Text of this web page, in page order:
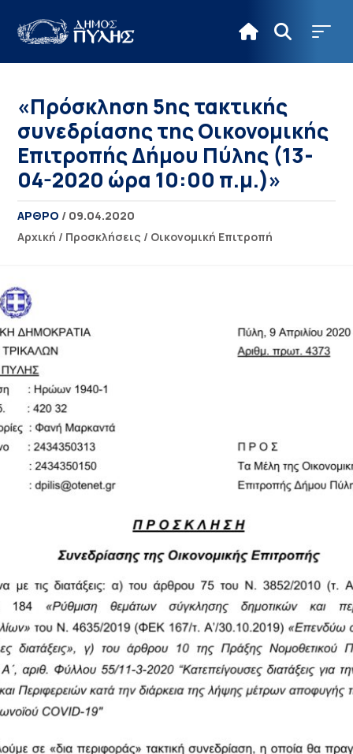
«Πρόσκληση 5ης τακτικής
συνεδρίασης της Οικονομικής
Επιτροπής Δήμου Πύλης (13-
04-2020 ώρα 10:00 π.μ.)»
ΑΡΘΡΟ / 09.04.2020
Αρχική / Προσκλήσεις / Οικονομική Επιτροπή